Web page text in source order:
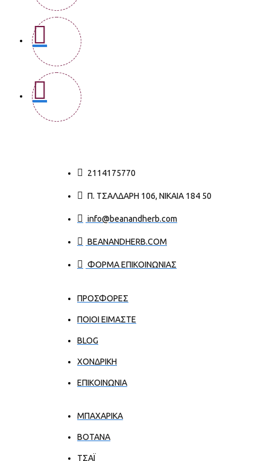
2114175770
Π. ΤΣΑΛΔΆΡΗ 106, ΝΊΚΑΙΑ 184 50
info@beanandherb.com
BEANANDHERB.COM
ΦΟΡΜΑ ΕΠΙΚΟΙΝΩΝΙΑΣ
ΠΡΟΣΦΟΡΕΣ
ΠΟΙΟΙ ΕΊΜΑΣΤΕ
BLOG
ΧΟΝΔΡΙΚΉ
ΕΠΙΚΟΙΝΩΝΊΑ
ΜΠΑΧΑΡΙΚΑ
ΒΟΤΑΝΑ
ΤΣΑΪ